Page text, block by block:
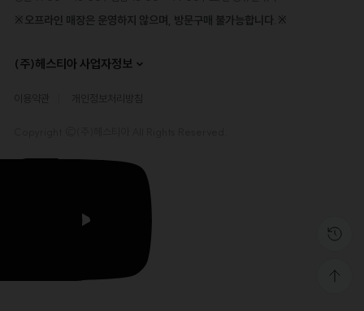
※오프라인 매장은 운영하지 않으며, 방문구매 불가능합니다.※
(주)헤스티아 사업자정보
개인정보처리방침